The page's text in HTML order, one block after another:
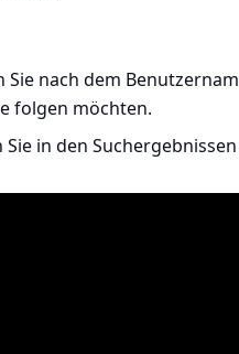
Sie nach dem
folgen möchten.
Sie in den